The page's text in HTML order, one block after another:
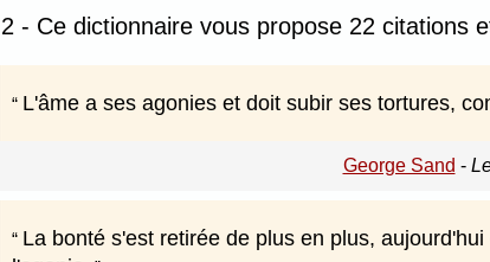
2 - Ce dictionnaire vous propose 22 citations
L'âme a ses agonies et doit subir ses tortures,
George Sand -
La bonté s'est retirée de plus en plus,